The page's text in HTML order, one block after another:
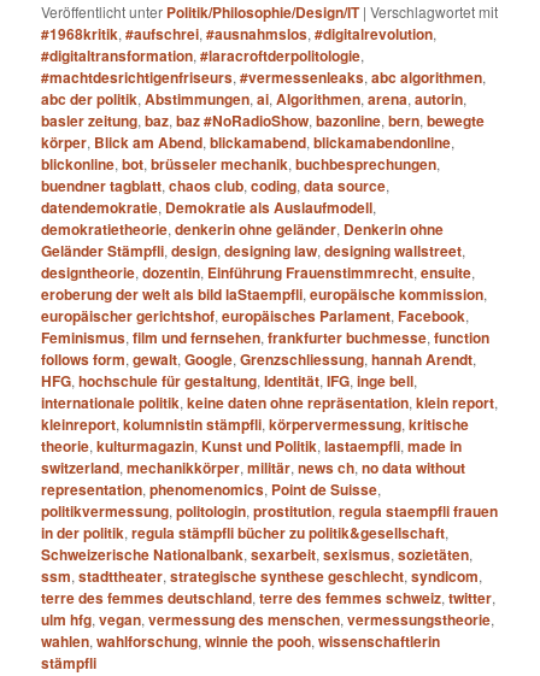
Veröffentlicht unter Politik/Philosophie/Design/IT |Verschlagwortet mit
#1968kritik,#aufschrei,#ausnahmslos,#digitalrevolution,
#digitaltransformation,#laracroftderpolitologie,
#machtdesrichtigenfriseurs,#vermessenleaks,abc algorithmen,
abc der politik,Abstimmungen,ai,Algorithmen,arena,autorin,
basler zeitung,baz,baz #NoRadioShow,bazonline,bern,bewegte
körper, Blick am Abend,blickamabend,blickamabendonline,
blickonline,bot,brüsseler mechanik,buchbesprechungen,
buendner tagblatt,chaos club,coding,data source,
datendemokratie, Demokratie als Auslaufmodell,
demokratietheorie,denkerin ohne geländer, Denkerin ohne
Geländer Stämpfli,design,designing law,designing wallstreet,
designtheorie,dozentin, Einführung Frauenstimmrecht,ensuite,
eroberung der welt als bild laStaempfli,europäische kommission,
europäischer gerichtshof,europäisches Parlament,Facebook,
Feminismus,film und fernsehen,frankfurter buchmesse,function
follows form,gewalt,Google,Grenzschliessung,hannah Arendt,
HFG,hochschule für gestaltung,Identität,IFG,inge bell,
internationale politik,keine daten ohne repräsentation,klein report,
kleinreport,kolumnistin stämpfli,körpervermessung,kritische
theorie,kulturmagazin,Kunst und Politik,lastaempfli,made in
switzerland,mechanikkörper,militär,news ch,no data without
representation,phenomenomics, Point de Suisse,
politikvermessung,politologin,prostitution,regula staempfli frauen
in der politik,regula stämpfli bücher zu politik&gesellschaft,
Schweizerische Nationalbank,sexarbeit,sexismus,sozietäten,
ssm,stadttheater,strategische synthese geschlecht,syndicom,
terre des femmes deutschland,terre des femmes schweiz,twitter,
ulm hfg,vegan,vermessung des menschen,vermessungstheorie,
wahlen,wahlforschung,winnie the pooh,wissenschaftlerin
stämpfli